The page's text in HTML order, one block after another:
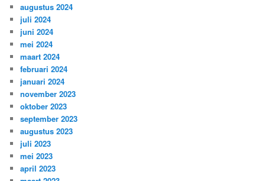
augustus 2024
juli 2024
juni 2024
mei 2024
maart 2024
februari 2024
januari 2024
november 2023
oktober 2023
september 2023
augustus 2023
juli 2023
mei 2023
april 2023